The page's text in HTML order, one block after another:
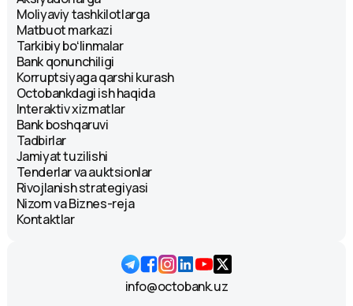
Moliyaviy tashkilotlarga
Matbuot markazi
Tarkibiy boʻlinmalar
Bank qonunchiligi
Korruptsiyaga qarshi kurash
Octobankdagi ish haqida
Interaktiv xizmatlar
Bank boshqaruvi
Tadbirlar
Jamiyat tuzilishi
Tenderlar va auktsionlar
Rivojlanish strategiyasi
Nizom va Biznes-reja
Kontaktlar
info@octobank.uz